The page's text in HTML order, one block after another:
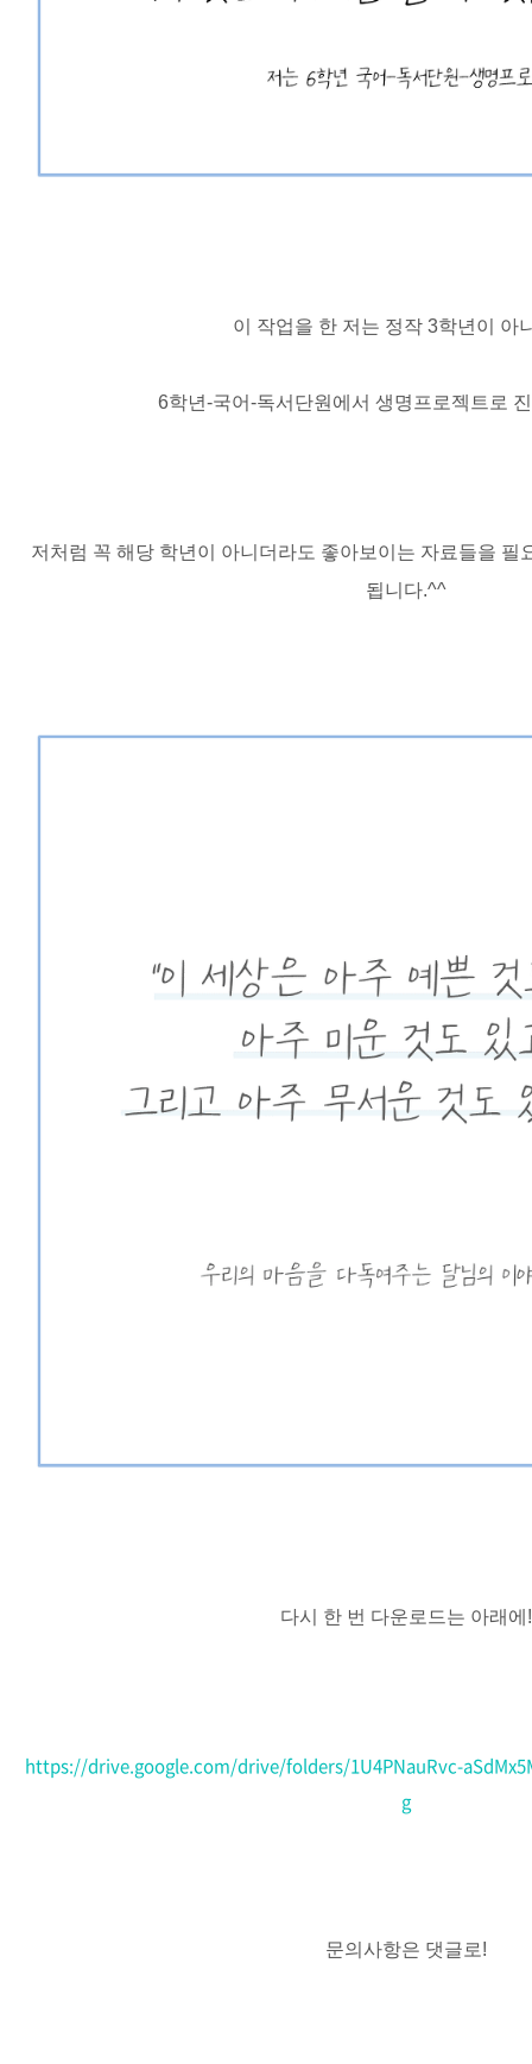
이 작업을 한 저는 정작 3학년이 아
6학년-국어-독서단원에서 생명프로젝트로
저처럼 꼭 해당 학년이 아니더라도 좋아보이는 자료들을 필
됩니다.^^
다시 한 번 다운로드는 아래에!
https://drive.google.com/drive/folders/1U4PNauRvc-
g
문의사항은 댓글로!